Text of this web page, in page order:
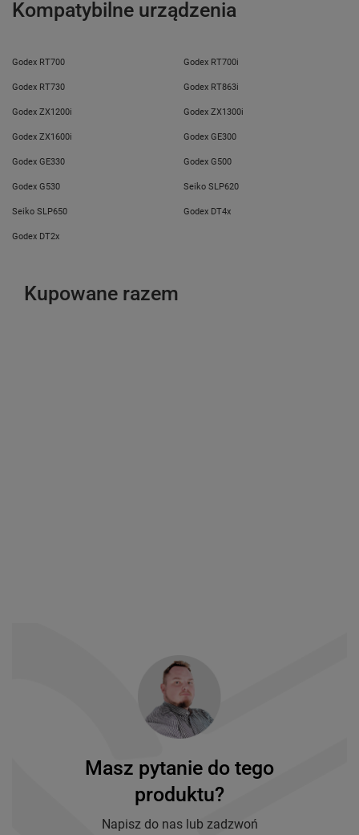
Kompatybilne urządzenia
Godex RT700 Godex RT700i
Godex RT730 Godex RT863i
Godex ZX1200i Godex ZX1300i
Godex ZX1600i Godex GE300
Godex GE330 Godex G500
Godex G530 Seiko SLP620
Seiko SLP650 Godex DT4x
Godex DT2x
Kupowane razem
Masz pytanie do tego
produktu?
Napisz do nas lub zadzwoń